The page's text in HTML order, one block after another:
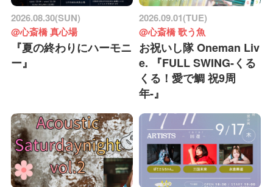
2026.08.30(SUN)
@心斎橋 真心場
『夏の終わりにハーモニ
ー』
2026.09.01(TUE)
@心斎橋 歌う魚
お祝いし隊 Oneman Liv
e. 『FULL SWING-くる
くる！愛で鯛 祝9周
年-』